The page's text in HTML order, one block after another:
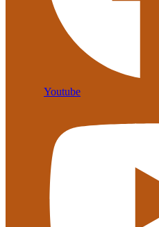
Youtube